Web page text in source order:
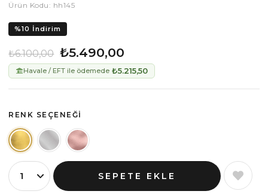
Ürün Kodu: hh145
%10 İndirim
₺6.100,00 ₺5.490,00
Havale / EFT ile ödemede ₺5.215,50
RENK SEÇENEĞI